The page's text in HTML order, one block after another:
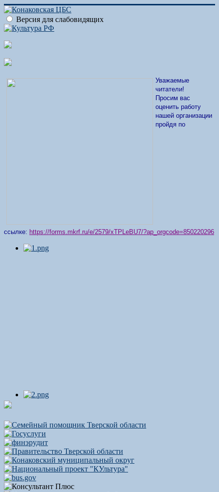
Версия для слабовидящих
Уважаемые
читатели!
Просим вас
оценить работу
нашей организации
пройдя по
ссылке: https://forms.mkrf.ru/e/2579/xTPLeBU7/?ap_orgcode=850220296